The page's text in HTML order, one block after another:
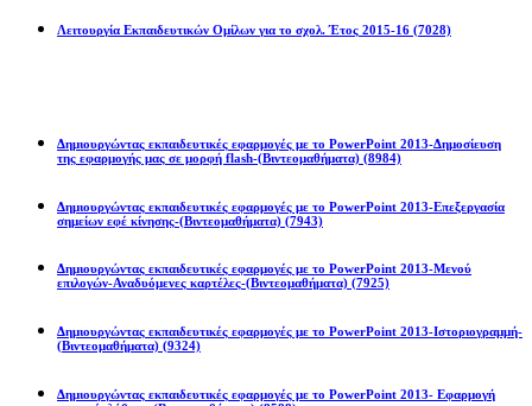
Λειτουργία Εκπαιδευτικών Ομίλων για το σχολ. Έτος 2015-16 (7028)
Δημιουργώντας εκπαιδευτικές εφαρμογές με το PowerPoint 2013-Δημοσίευση
της εφαρμογής μας σε μορφή flash-(Βιντεομαθήματα) (8984)
Δημιουργώντας εκπαιδευτικές εφαρμογές με το PowerPoint 2013-Επεξεργασία
σημείων εφέ κίνησης-(Βιντεομαθήματα) (7943)
Δημιουργώντας εκπαιδευτικές εφαρμογές με το PowerPoint 2013-Μενού
επιλογών-Αναδυόμενες καρτέλες-(Βιντεομαθήματα) (7925)
Δημιουργώντας εκπαιδευτικές εφαρμογές με το PowerPoint 2013-Ιστοριογραμμή-
(Βιντεομαθήματα) (9324)
Δημιουργώντας εκπαιδευτικές εφαρμογές με το PowerPoint 2013- Εφαρμογή